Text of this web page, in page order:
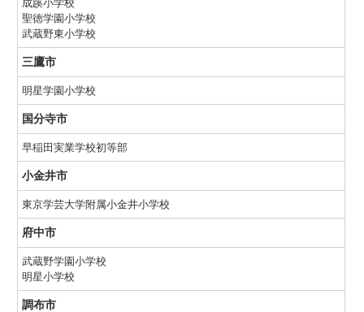
成蹊小学校
聖徳学園小学校
武蔵野東小学校
三鷹市
明星学園小学校
国分寺市
早稲田実業学校初等部
小金井市
東京学芸大学附属小金井小学校
府中市
武蔵野学園小学校
明星小学校
調布市